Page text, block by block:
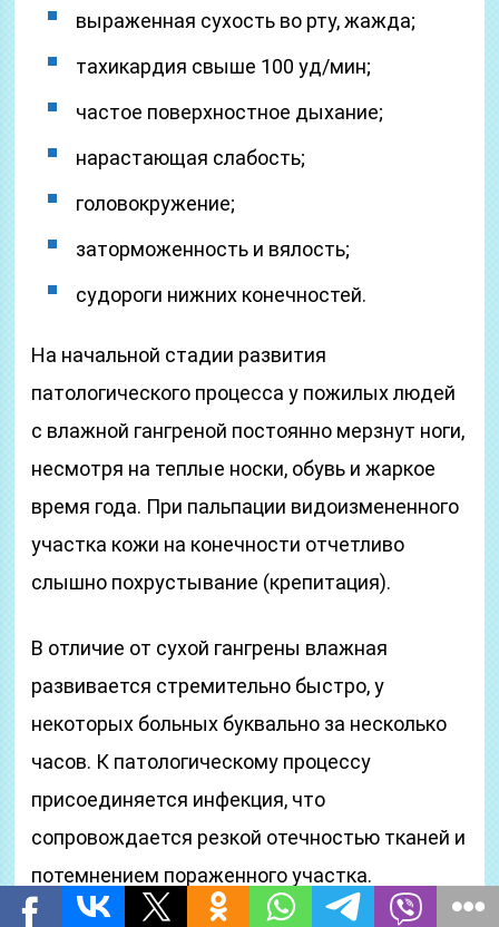
выраженная сухость во рту, жажда;
тахикардия свыше 100 уд/мин;
частое поверхностное дыхание;
нарастающая слабость;
головокружение;
заторможенность и вялость;
судороги нижних конечностей.
На начальной стадии развития
патологического процесса у пожилых людей
с влажной гангреной постоянно мерзнут ноги,
несмотря на теплые носки, обувь и жаркое
время года. При пальпации видоизмененного
участка кожи на конечности отчетливо
слышно похрустывание (крепитация).
В отличие от сухой гангрены влажная
развивается стремительно быстро, у
некоторых больных буквально за несколько
часов. К патологическому процессу
присоединяется инфекция, что
сопровождается резкой отечностью тканей и
потемнением пораженного участка.
Некротические процессы распространяются